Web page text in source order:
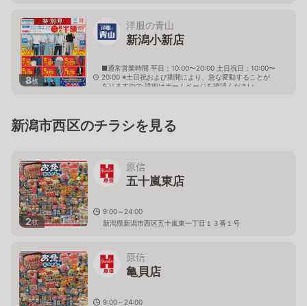
8枚
洋服の青山
新潟小新店
■通常営業時間 平日：10:00〜20:00 土日祝日：10:00〜
20:00 ※土日祝および期間により、急な変動することが
ありますので 詳細はホームページを確認ください
新潟市西区のチラシを見る
2枚
原信
五十嵐東店
9:00～24:00
新潟県新潟市西区五十嵐東一丁目１３番１号
原信
亀貝店
9:00～24:00